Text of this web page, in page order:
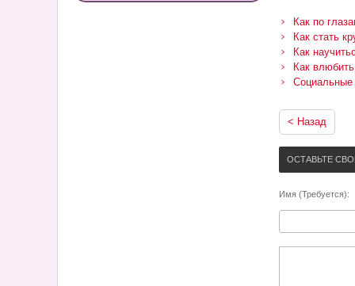
Как по
Как стать
Как
Как
Социальные
< Назад
ОСТАВЬТЕ
Имя (Требуется):